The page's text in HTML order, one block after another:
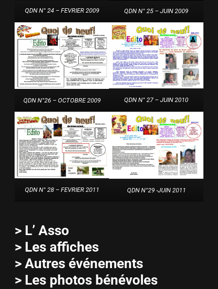
QDN N° 24 – FEVRIER 2009 QDN N° 25 – JUIN 2009
QDN N°26 – OCTOBRE 2009 QDN N° 27 – JUIN 2010
QDN N° 28 – FEVRIER 2011 QDN N°29 -JUIN 2011
> L’ Asso
> Les affiches
> Autres événements
> Les photos bénévoles